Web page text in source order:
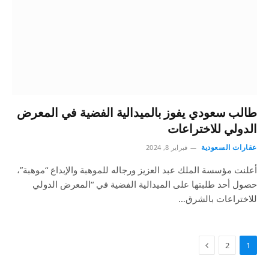
طالب سعودي يفوز بالميدالية الفضية في المعرض
الدولي للاختراعات
عقارات السعودية فبراير 8, 2024
أعلنت مؤسسة الملك عبد العزيز ورجاله للموهبة والإبداع “موهبة”،
حصول أحد طلبتها على الميدالية الفضية في “المعرض الدولي
للاختراعات بالشرق…
1
2